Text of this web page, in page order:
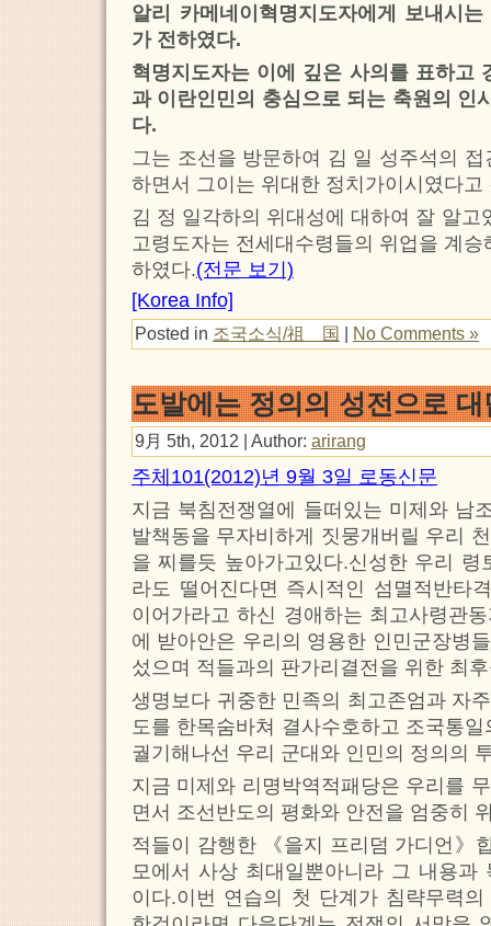
알리 카메네이혁명지도자에게 보내시
가 전하였다.
혁명지도자는 이에 깊은 사의를 표하고
과 이란인민의 충심으로 되는 축원의 인
다.
그는 조선을 방문하여 김 일 성주석의
하면서 그이는 위대한 정치가이시였다고
김 정 일각하의 위대성에 대하여 잘 알
고령도자는 전세대수령들의 위업을 계
하였다.(전문 보기)
[Korea Info]
Posted in 조국소식/祖 国 | No Comments »
도발에는 정의의 성전으로
9月 5th, 2012 | Author: arirang
주체101(2012)년 9월 3일 로동신문
지금 북침전쟁열에 들떠있는 미제와 남
발책동을 무자비하게 짓뭉개버릴 우리
을 찌를듯 높아가고있다.신성한 우리
라도 떨어진다면 즉시적인 섬멸적반타
이어가라고 하신 경애하는 최고사령관
에 받아안은 우리의 영용한 인민군장병
섰으며 적들과의 판가리결전을 위한 최
생명보다 귀중한 민족의 최고존엄과 자
도를 한목숨바쳐 결사수호하고 조국통
궐기해나선 우리 군대와 인민의 정의의
지금 미제와 리명박역적패당은 우리를
면서 조선반도의 평화와 안전을 엄중히
적들이 감행한 《을지 프리덤 가디언》
모에서 사상 최대일뿐아니라 그 내용과
이다.이번 연습의 첫 단계가 침략무력